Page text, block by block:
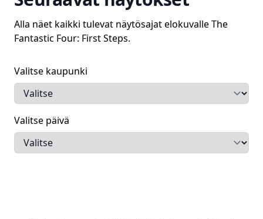
Alla näet kaikki tulevat näytösajat elokuvalleThe
Fantastic Four: First Steps.
Valitse kaupunki
Valitse päivä